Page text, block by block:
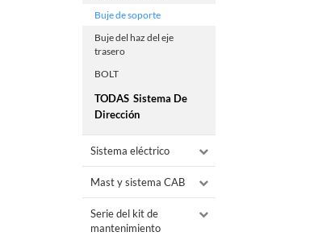
Buje de soporte
Buje del haz del eje
trasero
BOLT
TODAS Sistema De
Dirección
Sistema eléctrico
Mast y sistema CAB
Serie del kit de
mantenimiento